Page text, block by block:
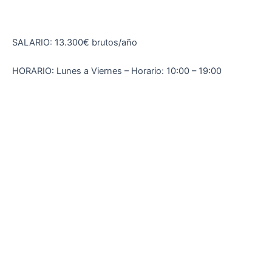
SALARIO: 13.300€ brutos/año
HORARIO: Lunes a Viernes – Horario: 10:00 – 19:00